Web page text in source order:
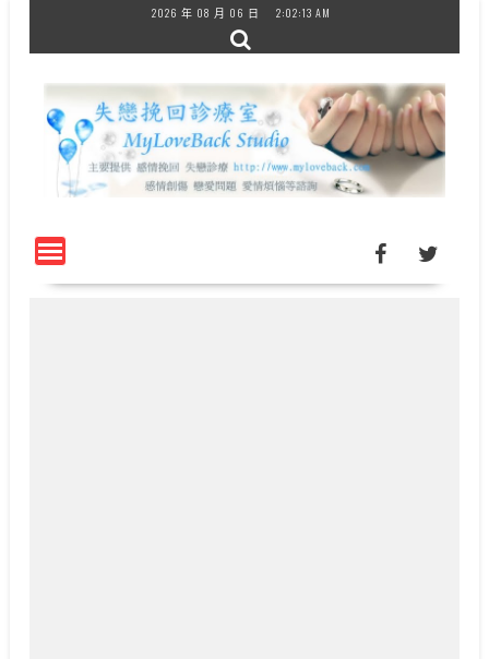
content
2026 年 08 月 06 日 2:02:14 AM